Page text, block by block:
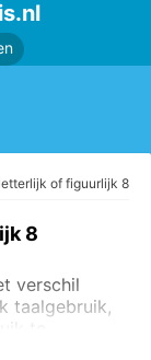
letterlijk of figuurlijk 8
8
verschil
taalgebruik,
te